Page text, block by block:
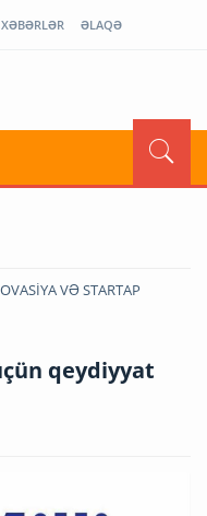
XƏBƏRLƏR ƏLAQƏ
VƏ STARTAP
qeydiyyat